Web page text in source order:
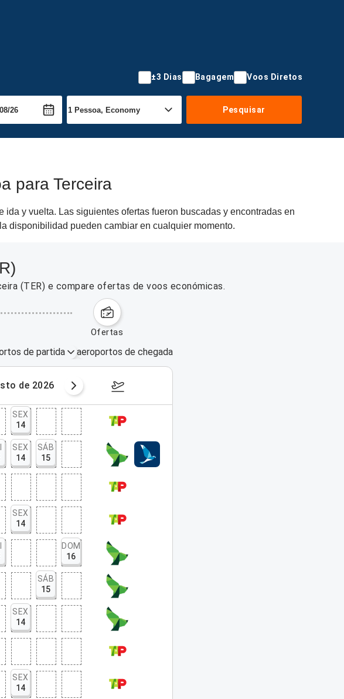
±3 Dias Bagagem Voos Diretos
Pesquisar
para Terceira
y vuelta. Las siguientes ofertas fueron buscadas y encontradas en
disponibilidad pueden cambiar en cualquier momento.
(TER) e compare ofertas de voos económicas.
ofertas
de partida aeroportos de chegada
de 2026 17–23 de agosto de 2026
SEX
14
SEX
14
SÁB
15
SEX
14
DOM
16
SÁB
15
SEX
14
SEX
14